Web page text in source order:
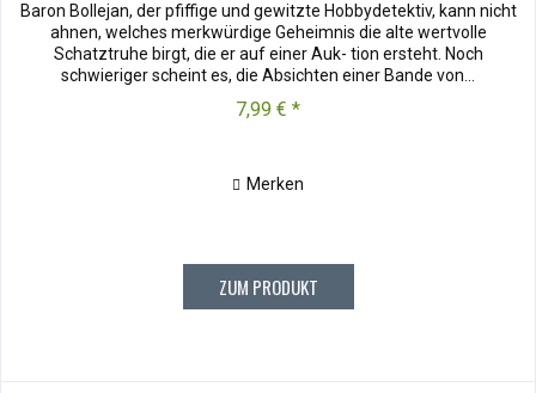
Baron Bollejan, der pfiffige und gewitzte Hobbydetektiv, kann nicht
ahnen, welches merkwürdige Geheimnis die alte wertvolle
Schatztruhe birgt, die er auf einer Auk- tion ersteht. Noch
schwieriger scheint es, die Absichten einer Bande von...
7,99 € *
Merken
ZUM PRODUKT